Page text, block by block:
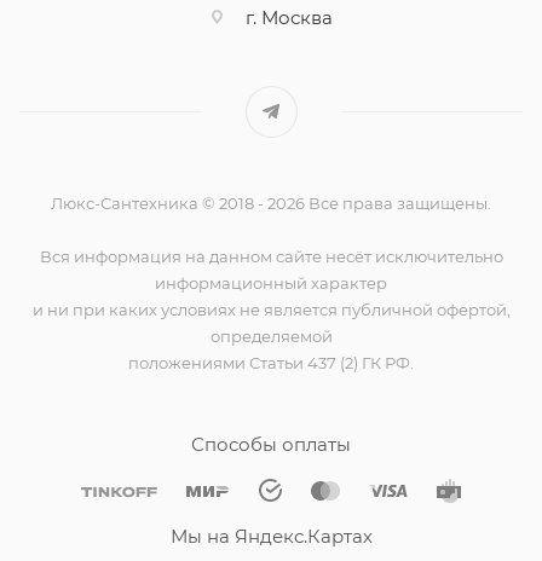
г. Москва
Люкс-Сантехника © 2018 - 2026 Все права защищены.
Вся информация на данном сайте несёт исключительно
информационный характер
и ни при каких условиях не является публичной офертой,
определяемой
положениями Статьи 437 (2) ГК РФ.
Способы оплаты
Мы на Яндекс.Картах